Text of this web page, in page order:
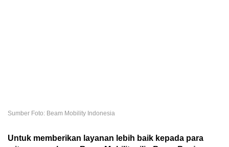
Sumber Foto: Beam Mobility Indonesia
Untuk memberikan layanan lebih baik kepada para